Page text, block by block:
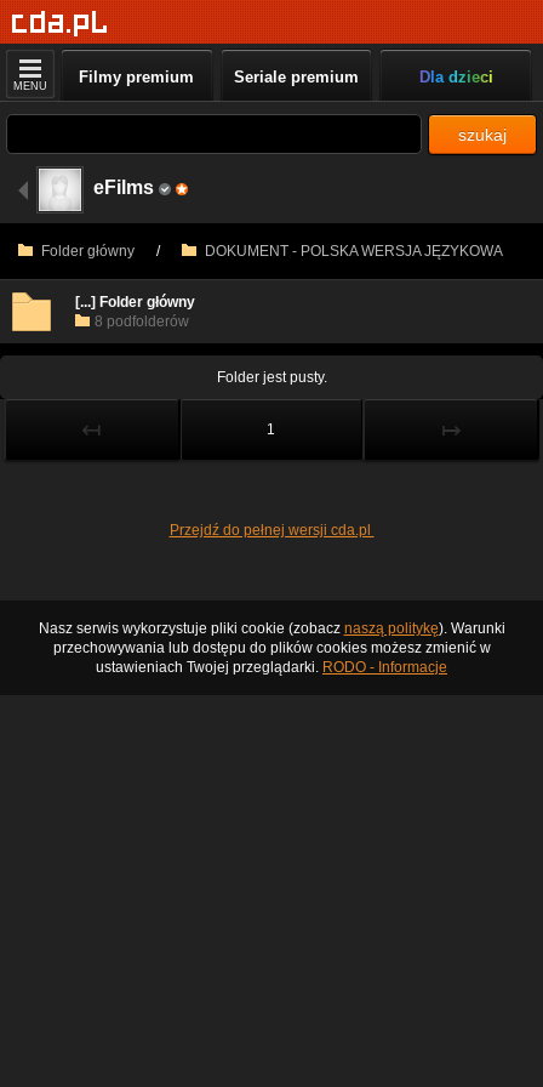
MENU Filmy premium Seriale premium Dla dzieci
szukaj
eFilms
Folder główny / DOKUMENT - POLSKA WERSJA JĘZYKOWA
[...] Folder główny
8 podfolderów
Folder jest pusty.
↤ 1 ↦
Przejdź do pełnej wersji cda.pl
Nasz serwis wykorzystuje pliki cookie (zobacz naszą politykę). Warunki
przechowywania lub dostępu do plików cookies możesz zmienić w
ustawieniach Twojej przeglądarki. RODO - Informacje